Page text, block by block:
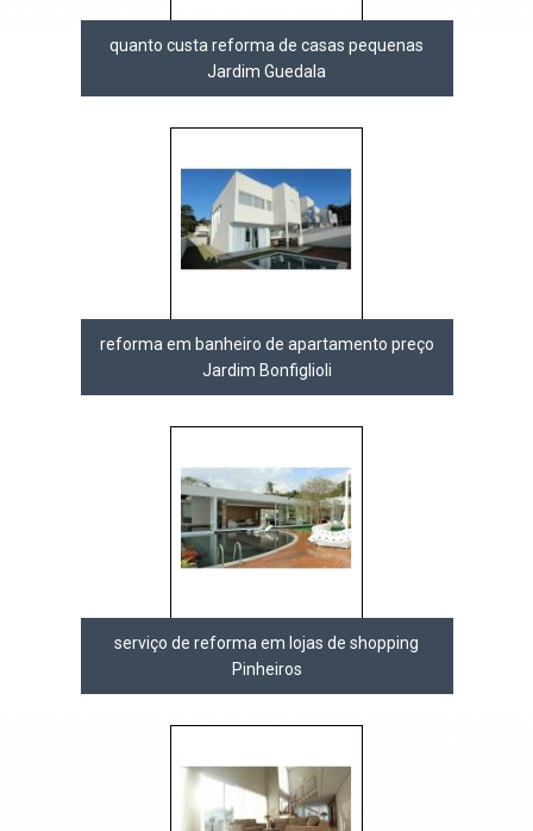
quanto custa reforma de casas pequenas
Jardim Guedala
reforma em banheiro de apartamento preço
Jardim Bonfiglioli
serviço de reforma em lojas de shopping
Pinheiros